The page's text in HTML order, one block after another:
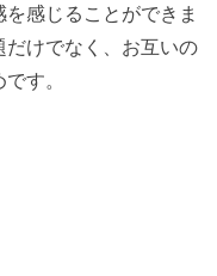
感じることができま
けでなく、お互いの
す。